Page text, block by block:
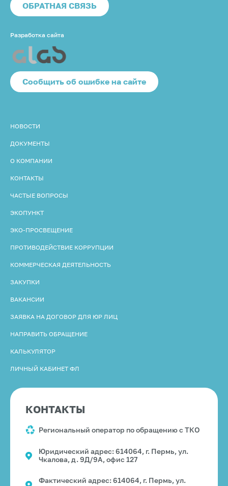
ОБРАТНАЯ СВЯЗЬ
Разработка сайта
Cообщить об ошибке на сайте
НОВОСТИ
ДОКУМЕНТЫ
О КОМПАНИИ
КОНТАКТЫ
ЧАСТЫЕ ВОПРОСЫ
ЭКОПУНКТ
ЭКО-ПРОСВЕЩЕНИЕ
ПРОТИВОДЕЙСТВИЕ КОРРУПЦИИ
КОММЕРЧЕСКАЯ ДЕЯТЕЛЬНОСТЬ
ЗАКУПКИ
ВАКАНСИИ
ЗАЯВКА НА ДОГОВОР ДЛЯ ЮР ЛИЦ
НАПРАВИТЬ ОБРАЩЕНИЕ
КАЛЬКУЛЯТОР
ЛИЧНЫЙ КАБИНЕТ ФЛ
КОНТАКТЫ
Региональный оператор по обращению с ТКО
Юридический адрес: 614064, г. Пермь, ул.
Чкалова, д. 9Д/9А, офис 127
Фактический адрес: 614064, г. Пермь, ул.